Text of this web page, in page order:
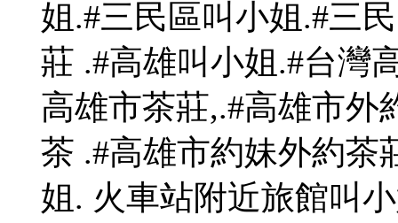
姐.#三民區叫小姐.#三
莊 .#高雄叫小姐.#台灣
高雄市茶莊,.#高雄市外
茶 .#高雄市約妹外約茶
姐. 火車站附近旅館叫